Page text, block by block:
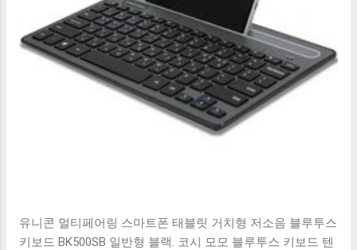
유니콘 멀티페어링 스마트폰 태블릿 거치형 저소음 블루투스
키보드 BK500SB 일반형 블랙. 코시 모모 블루투스 키보드 텐